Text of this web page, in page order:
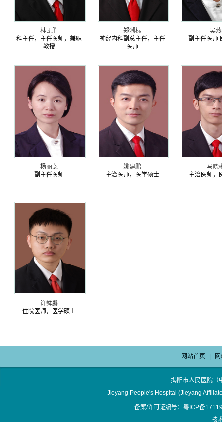
林凯胜
科主任，主任医师，兼职
教授
郑潮标
神经内科副总主任，主任
医师
吴燕
副主任医师
杨丽芝
副主任医师
姚建鹏
主治医师，医学硕士
马晓
主治医师，
许舜鹏
住院医师，医学硕士
网站首页
揭阳市人民医院
Jieyang People's Hospital (Jieyang
备案/许可证编号：粤ICP备
技